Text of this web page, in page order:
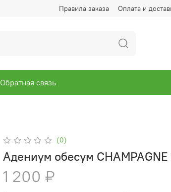
Правила заказа Оплата и
Обратная связь
(0)
Адениум обесум CHAMPAGNE
1 200 ₽